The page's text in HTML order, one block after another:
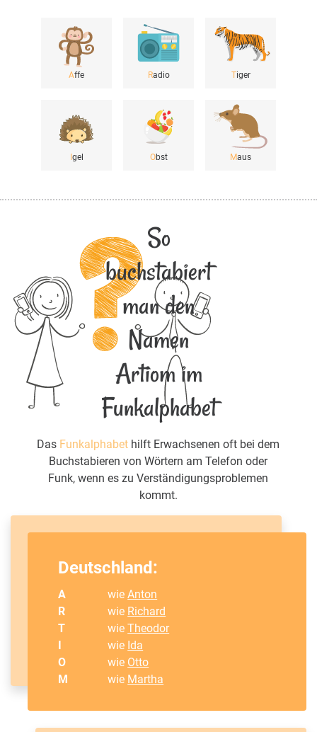
Affe Radio Tiger
gel Obst Maus
So
buchstabiert
man den
Namen
Artiom im
Funkalphabet
Das Funkalphabet hilft Erwachsenen oft bei dem
Buchstabieren von Wörtern am Telefon oder
Funk, wenn es zu Verständigungsproblemen
kommt.
Deutschland:
A wieAnton
R
wie Richard
T
wieTheodor
I
wie Ida
O
wie Otto
M
wie Martha